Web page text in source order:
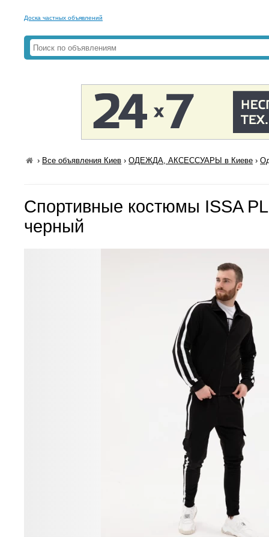
Доска частных объявлений
› Все объявления Киев ›ОДЕЖДА, АКСЕССУАРЫ в Киеве ›
Спортивные костюмы ISSA
черный